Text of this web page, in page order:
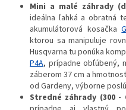
Mini a malé záhrady
ideálna ľahká a obratná
akumulátorová kosačka
ktorou sa manipuluje
Husqvarna tu ponúka
P4A, prípadne obľúbený,
záberom 37 cm a
od Gardeny, výborne
Stredné záhrady (300 -